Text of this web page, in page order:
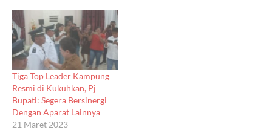
Tiga Top Leader Kampung
Resmi di Kukuhkan, Pj
Bupati: Segera Bersinergi
Dengan Aparat Lainnya
21 Maret 2023